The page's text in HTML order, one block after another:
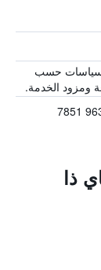
حسب
ومزود الخدمة.
ذا